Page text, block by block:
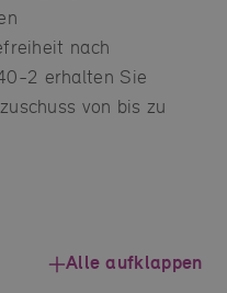
nach
2 erhalten Sie
von bis zu
Alle aufklappen